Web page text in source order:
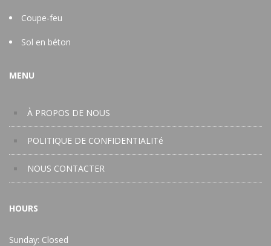
Coupe-feu
Sol en béton
MENU
À PROPOS DE NOUS
POLITIQUE DE CONFIDENTIALITé
NOUS CONTACTER
HOURS
Sunday: Closed